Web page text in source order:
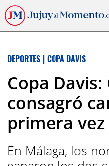
DEPORTES | COPA DAVIS
Copa Davis:
consagró
primera vez
En Málaga, los